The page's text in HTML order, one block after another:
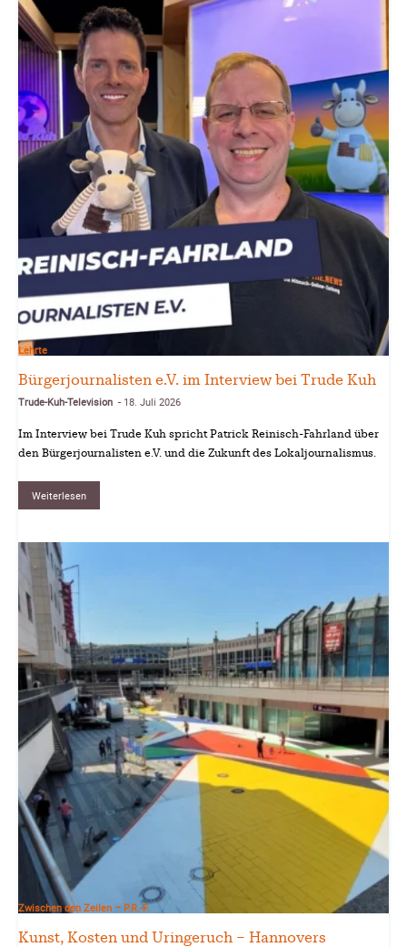
Lehrte
Bürgerjournalisten e.V. im Interview bei Trude Kuh
Trude-Kuh-Television - 18. Juli 2026
Im Interview bei Trude Kuh spricht Patrick Reinisch-Fahrland über
den Bürgerjournalisten e.V. und die Zukunft des Lokaljournalismus.
Weiterlesen
Zwischen den Zeilen – P.R.-F.
Kunst, Kosten und Uringeruch – Hannovers